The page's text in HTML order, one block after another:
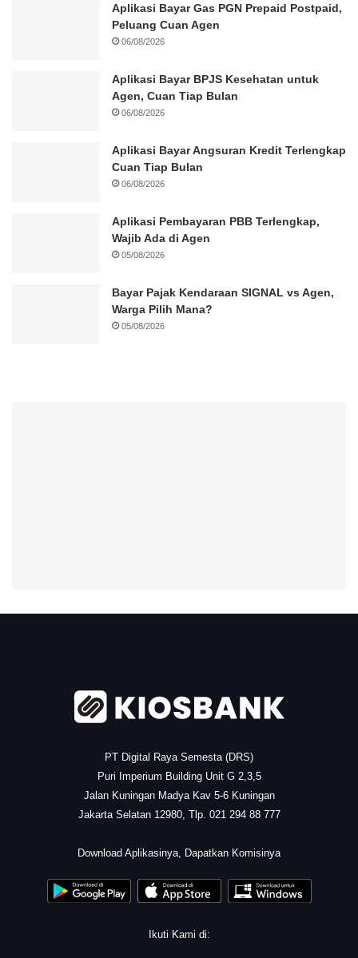
Aplikasi Bayar Gas PGN Prepaid Postpaid,
Peluang Cuan Agen
06/08/2026
Aplikasi Bayar BPJS Kesehatan untuk
Agen, Cuan Tiap Bulan
06/08/2026
Aplikasi Bayar Angsuran Kredit Terlengkap
Cuan Tiap Bulan
06/08/2026
Aplikasi Pembayaran PBB Terlengkap,
Wajib Ada di Agen
05/08/2026
Bayar Pajak Kendaraan SIGNAL vs Agen,
Warga Pilih Mana?
05/08/2026
.
PT Digital Raya Semesta (DRS)
Puri Imperium Building Unit G 2,3,5
Jalan Kuningan Madya Kav 5-6 Kuningan
Jakarta Selatan 12980, Tlp. 021 294 88 777
Download Aplikasinya, Dapatkan Komisinya
Ikuti Kami di: